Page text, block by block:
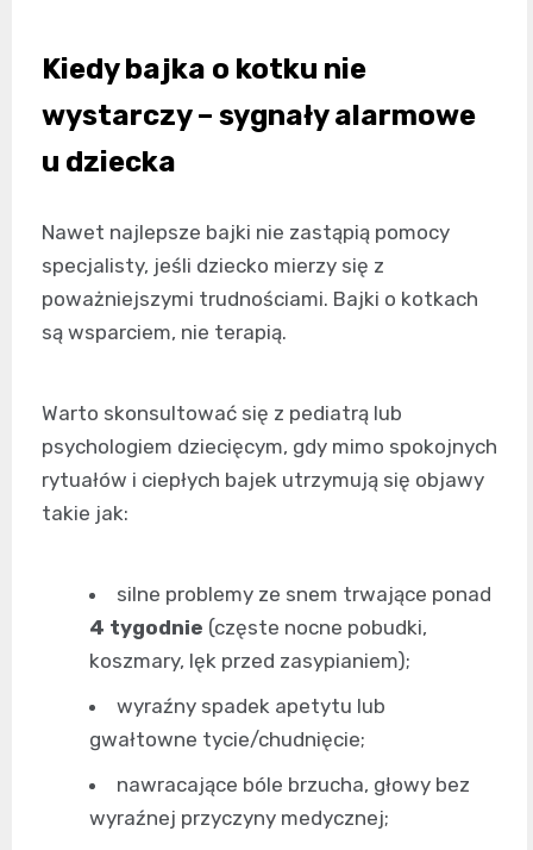
Kiedy bajka o kotku nie
wystarczy – sygnały alarmowe
u dziecka
Nawet najlepsze bajki nie zastąpią pomocy
specjalisty, jeśli dziecko mierzy się z
poważniejszymi trudnościami. Bajki o kotkach
są wsparciem, nie terapią.
Warto skonsultować się z pediatrą lub
psychologiem dziecięcym, gdy mimo spokojnych
rytuałów i ciepłych bajek utrzymują się objawy
takie jak:
silne problemy ze snem trwające ponad
4 tygodnie (częste nocne pobudki,
koszmary, lęk przed zasypianiem);
wyraźny spadek apetytu lub
gwałtowne tycie/chudnięcie;
nawracające bóle brzucha, głowy bez
wyraźnej przyczyny medycznej;